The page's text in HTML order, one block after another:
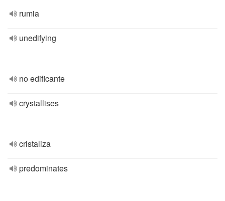
rumia
unedifying
no edificante
crystallises
cristaliza
predominates